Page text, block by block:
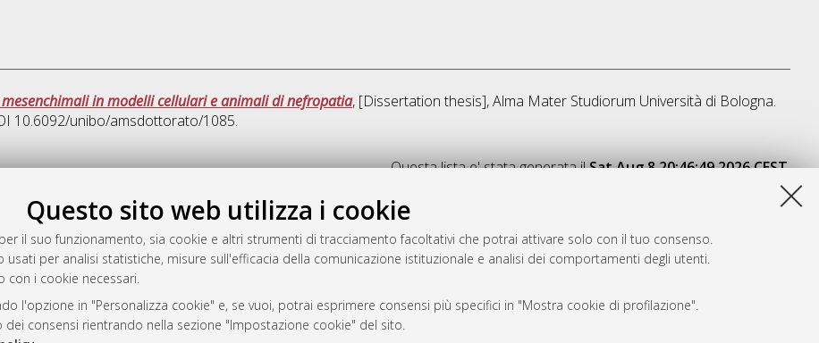
Questo sito web utilizza i cookie
il suo funzionamento, sia cookie e altri strumenti di tracciamento facoltativi che potrai attivare solo con il tuo consenso.
per analisi statistiche, misure sull'efficacia della comunicazione istituzionale e analisi dei comportamenti degli utenti.
con i cookie necessari.
l'opzione in "Personalizza cookie" e, se vuoi, potrai esprimere consensi più specifici in "Mostra cookie di profilazione".
consensi rientrando nella sezione "Impostazione cookie" del sito.
in modelli cellulari e animali di nefropatia, [Dissertation thesis], Alma Mater Studiorum Università di Bologna.
10.6092/unibo/amsdottorato/1085.
Questa lista e' stata generata ilSat Aug 8 20:46:49 2026 CEST.
7946
implementato e gestito daAlmaDL
Cookie
sulla privacy
d’uso del sito